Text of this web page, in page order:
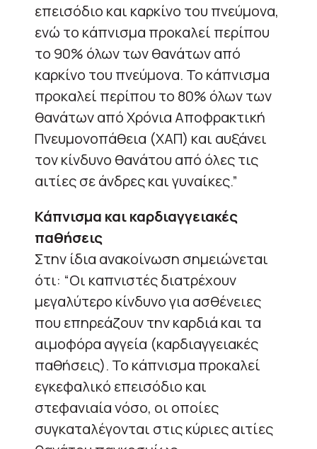
επεισόδιο και καρκίνο του πνεύμονα,
ενώ το κάπνισμα προκαλεί περίπου
το 90% όλων των θανάτων από
καρκίνο του πνεύμονα. Το κάπνισμα
προκαλεί περίπου το 80% όλων των
θανάτων από Χρόνια Αποφρακτική
Πνευμονοπάθεια (ΧΑΠ) και αυξάνει
τον κίνδυνο θανάτου από όλες τις
αιτίες σε άνδρες και γυναίκες.”
Κάπνισμα και καρδιαγγειακές
παθήσεις
Στην ίδια ανακοίνωση σημειώνεται
ότι: “Οι καπνιστές διατρέχουν
μεγαλύτερο κίνδυνο για ασθένειες
που επηρεάζουν την καρδιά και τα
αιμοφόρα αγγεία (καρδιαγγειακές
παθήσεις). Το κάπνισμα προκαλεί
εγκεφαλικό επεισόδιο και
στεφανιαία νόσο, οι οποίες
συγκαταλέγονται στις κύριες αιτίες